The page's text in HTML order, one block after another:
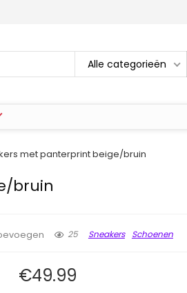
Alle categorieën
met panterprint beige/bruin
bruin
25 Sneakers Schoenen
€49.99